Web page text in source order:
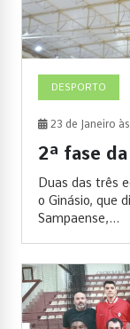
DESPORTO
23 de Janeiro
2ª fase
Duas das três
o Ginásio, que
Sampaense,...